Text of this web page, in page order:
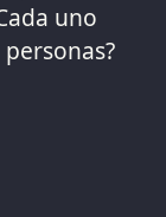
uno